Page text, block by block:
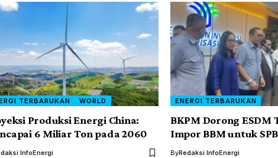
TERBARUKAN WORLD
Produksi Energi China:
6 Miliar Ton pada 2060
InfoEnergi
ENERGI TERBARUKAN
BKPM Dorong ESDM
Impor BBM untuk
ByRedaksi InfoEnergi